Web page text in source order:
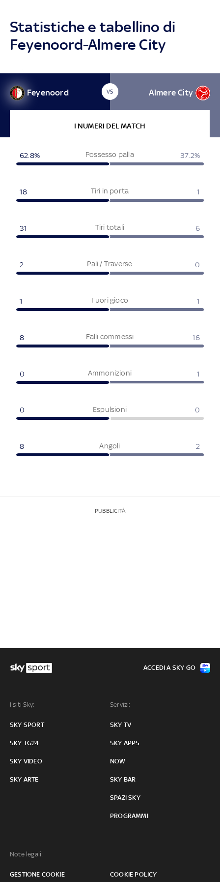
Statistiche e tabellino di
Feyenoord-Almere City
Feyenoord VS Almere City
I NUMERI DEL MATCH
Possesso palla
62.8% 37.2%
Tiri in porta
18 1
Tiri totali
31 6
Pali / Traverse
2 0
Fuori gioco
1 1
Falli commessi
8 16
Ammonizioni
0 1
Espulsioni
0 0
Angoli
8 2
PUBBLICITÀ
I siti Sky:
SKY SPORT
SKY TG24
SKY VIDEO
SKY ARTE
Servizi:
SKY TV
SKY APPS
NOW
SKY BAR
SPAZI SKY
PROGRAMMI
Note legali:
GESTIONE COOKIE COOKIE POLICY
ACCEDI A SKY GO